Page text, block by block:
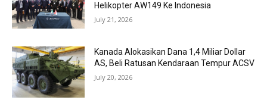
Helikopter AW149 Ke Indonesia
July 21, 2026
Kanada Alokasikan Dana 1,4 Miliar Dollar
AS, Beli Ratusan Kendaraan Tempur ACSV
July 20, 2026